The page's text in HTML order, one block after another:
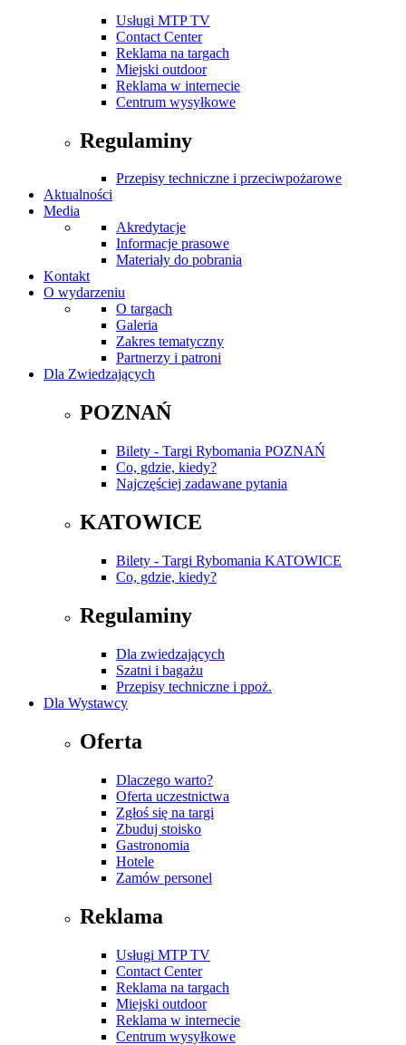
Usługi MTP TV
Contact Center
Reklama na targach
Miejski outdoor
Reklama w internecie
Centrum wysyłkowe
Regulaminy
Przepisy techniczne i przeciwpożarowe
Aktualności
Media
Akredytacje
Informacje prasowe
Materiały do pobrania
Kontakt
O wydarzeniu
O targach
Galeria
Zakres tematyczny
Partnerzy i patroni
Dla Zwiedzających
POZNAŃ
Bilety - Targi Rybomania POZNAŃ
Co, gdzie, kiedy?
Najczęściej zadawane pytania
KATOWICE
Bilety - Targi Rybomania KATOWICE
Co, gdzie, kiedy?
Regulaminy
Dla zwiedzających
Szatni i bagażu
Przepisy techniczne i ppoż.
Dla Wystawcy
Oferta
Dlaczego warto?
Oferta uczestnictwa
Zgłoś się na targi
Zbuduj stoisko
Gastronomia
Hotele
Zamów personel
Reklama
Usługi MTP TV
Contact Center
Reklama na targach
Miejski outdoor
Reklama w internecie
Centrum wysyłkowe